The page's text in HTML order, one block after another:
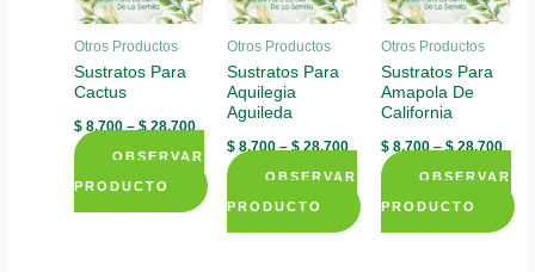
Otros Productos
Sustratos Para
Cactus
$ 8.700–$28.700
OBSERVAR
PRODUCTO
This
Otros Productos
Sustratos Para
Aquilegia
Aguileda
$ 8.700–$28.700
OBSERVAR
PRODUCTO
This
Otros Productos
Sustratos Para
Amapola De
California
$8.700–$28.700
OBSERVAR
PRODUCTO
This